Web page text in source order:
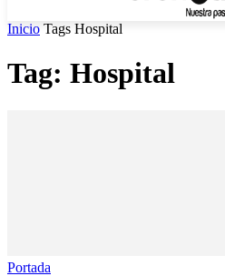
Inicio Tags Hospital
Tag: Hospital
Portada